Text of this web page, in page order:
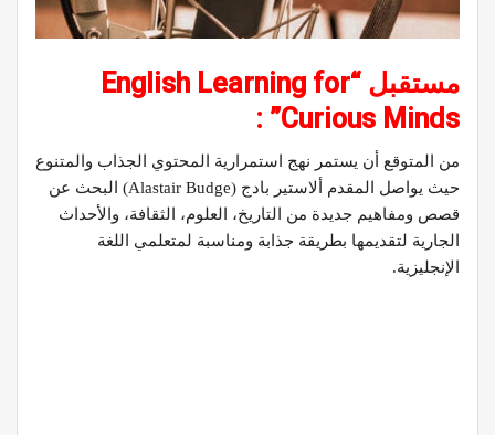
مستقبل “English Learning for
Curious Minds” :
من المتوقع أن يستمر نهج استمرارية المحتوي الجذاب والمتنوع
حيث يواصل المقدم ألاستير بادج (Alastair Budge) البحث عن
قصص ومفاهيم جديدة من التاريخ، العلوم، الثقافة، والأحداث
الجارية لتقديمها بطريقة جذابة ومناسبة لمتعلمي اللغة
الإنجليزية.